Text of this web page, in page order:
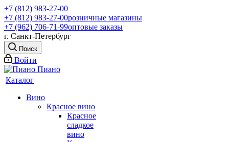
+7 (812) 983-27-00
+7 (812) 983-27-00розничные магазины
+7 (962) 706-71-99оптовые заказы
г. Санкт-Петербург
Поиск
Войти
Каталог
Вино
Красное вино
Красное
сладкое
вино